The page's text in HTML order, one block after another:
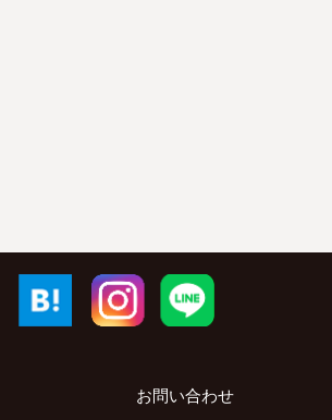
Twitter はてブ InstagramLINE
お問い合わせ